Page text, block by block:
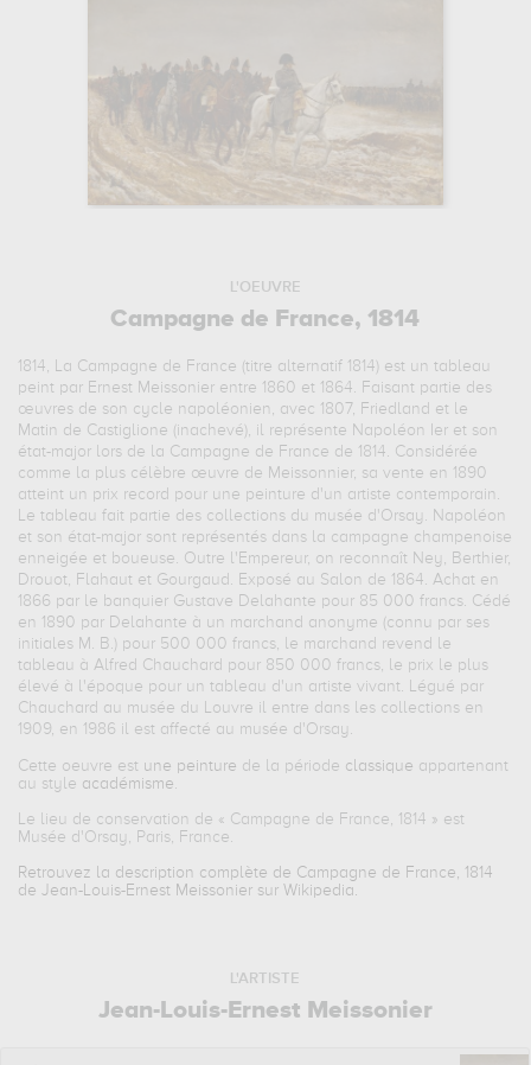
L'OEUVRE
Campagne de France, 1814
1814, La Campagne de France (titre alternatif 1814) est un tableau
peint par Ernest Meissonier entre 1860 et 1864. Faisant partie des
œuvres de son cycle napoléonien, avec 1807, Friedland et le
Matin de Castiglione (inachevé), il représente Napoléon Ier et son
état-major lors de la Campagne de France de 1814. Considérée
comme la plus célèbre œuvre de Meissonnier, sa vente en 1890
atteint un prix record pour une peinture d'un artiste contemporain.
Le tableau fait partie des collections du musée d'Orsay. Napoléon
et son état-major sont représentés dans la campagne champenoise
enneigée et boueuse. Outre l'Empereur, on reconnaît Ney, Berthier,
Drouot, Flahaut et Gourgaud. Exposé au Salon de 1864. Achat en
1866 par le banquier Gustave Delahante pour 85 000 francs. Cédé
en 1890 par Delahante à un marchand anonyme (connu par ses
initiales M. B.) pour 500 000 francs, le marchand revend le
tableau à Alfred Chauchard pour 850 000 francs, le prix le plus
élevé à l'époque pour un tableau d'un artiste vivant. Légué par
Chauchard au musée du Louvre il entre dans les collections en
1909, en 1986 il est affecté au musée d'Orsay.
Cette oeuvre est une peinture de la période classique appartenant
au style académisme.
Le lieu de conservation de « Campagne de France, 1814 » est
Musée d'Orsay, Paris, France.
Retrouvez la description complète de Campagne de France, 1814
de Jean-Louis-Ernest Meissonier sur Wikipedia.
L'ARTISTE
Jean-Louis-Ernest Meissonier